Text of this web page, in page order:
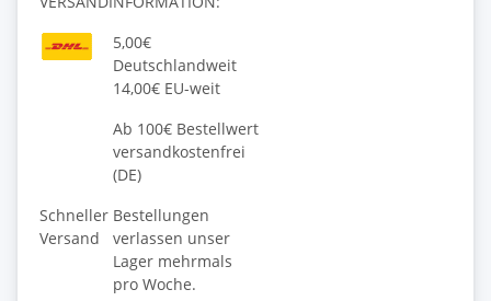
5,00€
Deutschlandweit
14,00€ EU-weit
Ab 100€ Bestellwert
versandkostenfrei
(DE)
Schneller
Versand
Bestellungen
verlassen unser
Lager mehrmals
pro Woche.